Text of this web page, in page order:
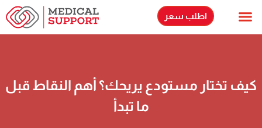
اطلب سعر
تختار مستودع يريحك؟ أهم النقاط قبل
ما تبدأ